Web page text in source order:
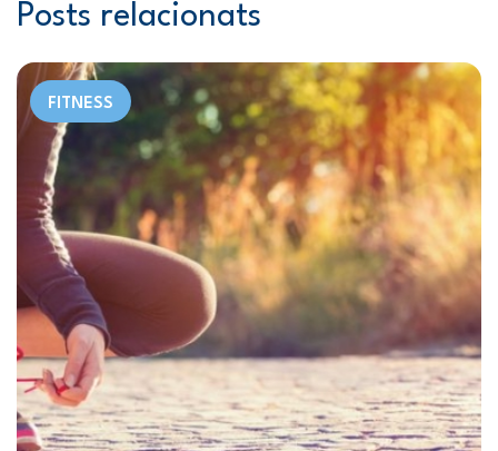
Posts relacionats
FITNESS